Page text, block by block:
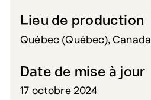
Lieu de production
Québec (Québec), Canada
Date de mise à jour
17 octobre 2024